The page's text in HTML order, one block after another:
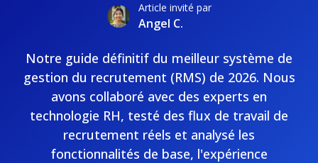
Article invité par
Angel C.
Notre guide définitif du meilleur système de
gestion du recrutement (RMS) de 2026. Nous
avons collaboré avec des experts en
technologie RH, testé des flux de travail de
recrutement réels et analysé les
fonctionnalités de base, l'expérience